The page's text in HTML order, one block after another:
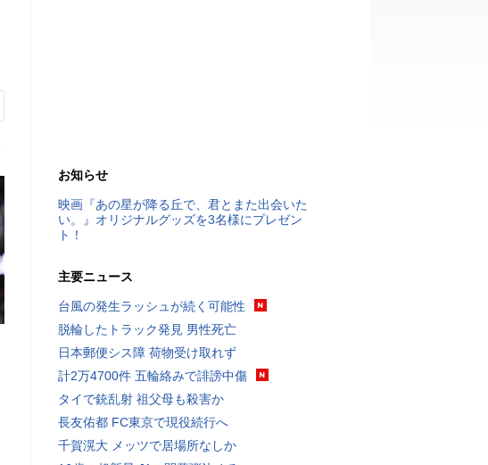
お知らせ
映画『あの星が降る丘で、君とまた出会いた
い。』オリジナルグッズを3名様にプレゼン
ト！
主要ニュース
台風の発生ラッシュが続く可能性
脱輪したトラック発見 男性死亡
日本郵便シス障 荷物受け取れず
計2万4700件 五輪絡みで誹謗中傷
タイで銃乱射 祖父母も殺害か
長友佑都 FC東京で現役続行へ
千賀滉大 メッツで居場所なしか